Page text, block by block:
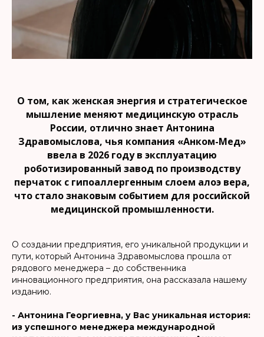
О том, как женская энергия и стратегическое
мышление меняют медицинскую отрасль
России, отлично знает Антонина
Здравомыслова, чья компания «Анком-Мед»
ввела в 2026 году в эксплуатацию
роботизированный завод по производству
перчаток с гипоаллергенным слоем алоэ вера,
что стало знаковым событием для российской
медицинской промышленности.
О создании предприятия, его уникальной продукции и
пути, который Антонина Здравомыслова прошла от
рядового менеджера – до собственника
инновационного предприятия, она рассказала нашему
изданию.
- Антонина Георгиевна, у Вас уникальная история:
из успешного менеджера международной